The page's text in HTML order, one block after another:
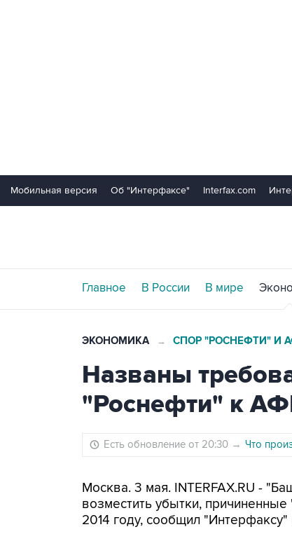
Мобильная версия Об "Интерфаксе" Interfax.com
Главное В России В мире
ЭКОНОМИКА → СПОР "РОСНЕФТИ" И
Названы
"Роснефти" к
Есть обновление от 20:30 → Что
Москва. 3 мая. INTERFAX.RU -
возместить убытки,
2014 году, сообщил